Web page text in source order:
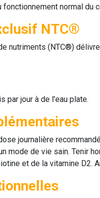
fonctionnement normal du
NTC®
nutriments (NTC®)
par jour à de l'eau plate.
journalière
mode de vie sain. Tenir
et de la vitamine D2.